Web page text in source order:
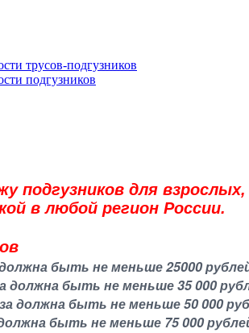
трусов-подгузников
подгузников
подгузников для
в любой регион России.
быть не меньше 25000
должна быть не меньше 35 000
должна быть не меньше 50 000
быть не меньше 75 000